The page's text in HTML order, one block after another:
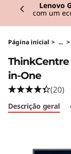
k
C
e
n
Lenovo
com um
Página inicial > ... >
ThinkCentre
in-One
(20)
Descrição geral